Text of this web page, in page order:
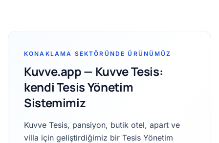
KONAKLAMA SEKTÖRÜNDE ÜRÜNÜMÜZ
Kuvve.app — Kuvve Tesis:
kendi Tesis Yönetim
Sistemimiz
Kuvve Tesis, pansiyon, butik otel, apart ve
villa için geliştirdiğimiz bir Tesis Yönetim